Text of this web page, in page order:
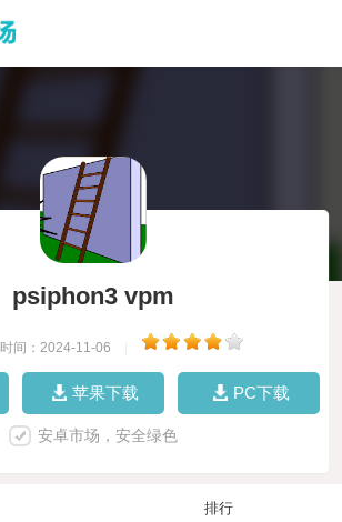
psiphon3 vpm
时间：2024-11-06
苹果下载 PC下载
安卓市场，安全绿色
排行